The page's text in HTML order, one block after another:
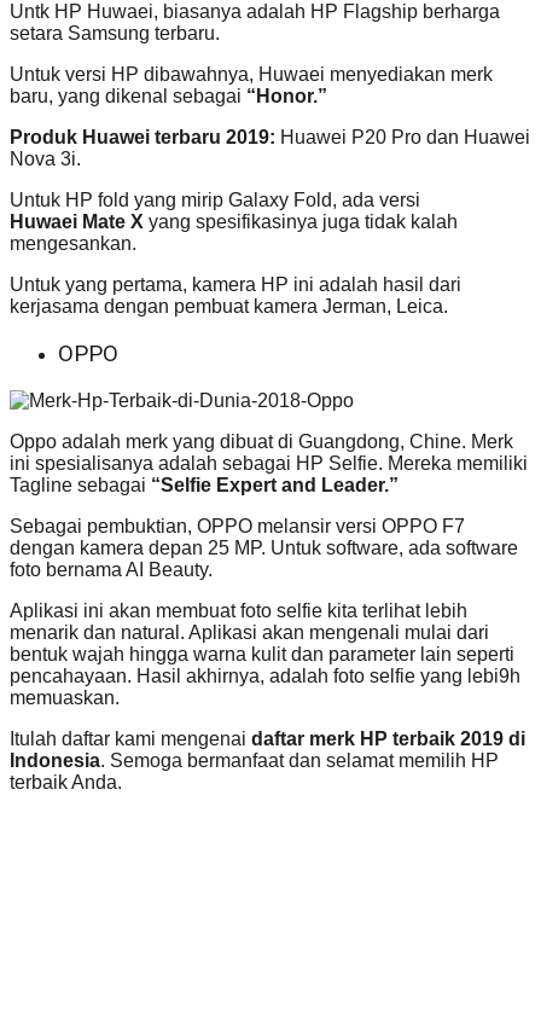
Untk HP Huwaei, biasanya adalah HP Flagship berharga
setara Samsung terbaru.
Untuk versi HP dibawahnya, Huwaei menyediakan merk
baru, yang dikenal sebagai “Honor.”
Produk Huawei terbaru 2019: Huawei P20 Pro dan Huawei
Nova 3i.
Untuk HP fold yang mirip Galaxy Fold, ada versi
Huwaei Mate X yang spesifikasinya juga tidak kalah
mengesankan.
Untuk yang pertama, kamera HP ini adalah hasil dari
kerjasama dengan pembuat kamera Jerman, Leica.
OPPO
Oppo adalah merk yang dibuat di Guangdong, Chine. Merk
ini spesialisanya adalah sebagai HP Selfie. Mereka memiliki
Tagline sebagai “Selfie Expert and Leader.”
Sebagai pembuktian, OPPO melansir versi OPPO F7
dengan kamera depan 25 MP. Untuk software, ada software
foto bernama AI Beauty.
Aplikasi ini akan membuat foto selfie kita terlihat lebih
menarik dan natural. Aplikasi akan mengenali mulai dari
bentuk wajah hingga warna kulit dan parameter lain seperti
pencahayaan. Hasil akhirnya, adalah foto selfie yang lebi9h
memuaskan.
Itulah daftar kami mengenai daftar merk HP terbaik 2019 di
Indonesia. Semoga bermanfaat dan selamat memilih HP
terbaik Anda.